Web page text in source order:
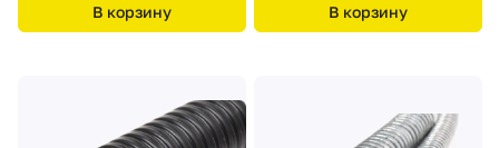
В корзину В корзину